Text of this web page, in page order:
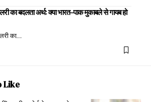
का बदलता अर्थ: क्या भारत–पाक मुकाबले से गायब हो
का…
Like